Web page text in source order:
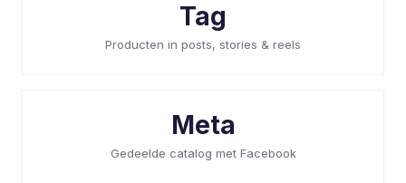
Tag
Producten in posts, stories & reels
Meta
Gedeelde catalog met Facebook